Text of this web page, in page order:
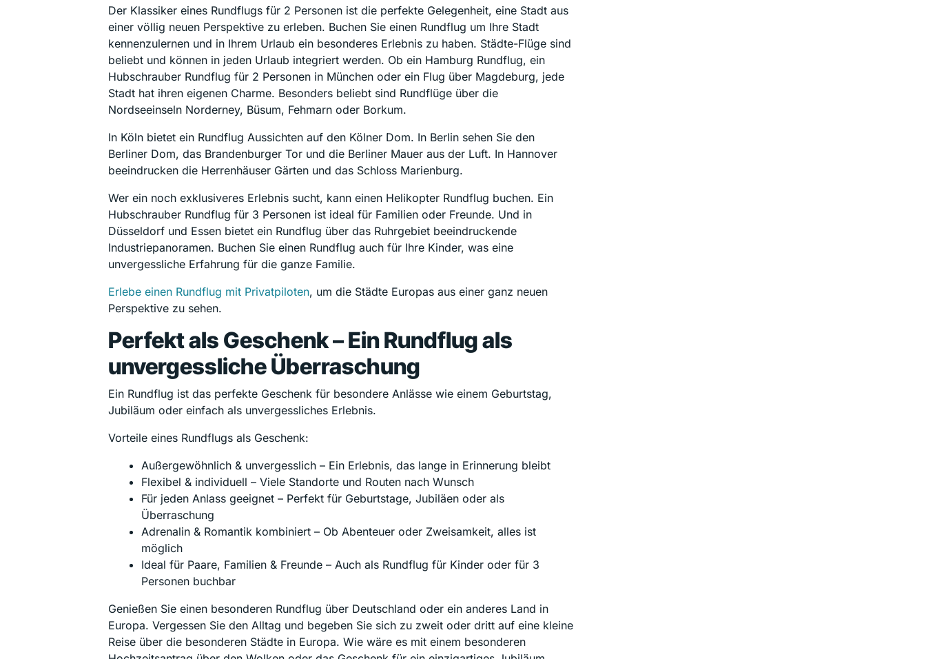
Der Klassiker eines Rundflugs für 2 Personen ist die perfekte Gelegenheit, eine Stadt aus
einer völlig neuen Perspektive zu erleben. Buchen Sie einen Rundflug um Ihre Stadt
kennenzulernen und in Ihrem Urlaub ein besonderes Erlebnis zu haben. Städte-Flüge sind
beliebt und können in jeden Urlaub integriert werden. Ob ein Hamburg Rundflug, ein
Hubschrauber Rundflug für 2 Personen in München oder ein Flug über Magdeburg, jede
Stadt hat ihren eigenen Charme. Besonders beliebt sind Rundflüge über die
Nordseeinseln Norderney, Büsum, Fehmarn oder Borkum.
In Köln bietet ein Rundflug Aussichten auf den Kölner Dom. In Berlin sehen Sie den
Berliner Dom, das Brandenburger Tor und die Berliner Mauer aus der Luft. In Hannover
beeindrucken die Herrenhäuser Gärten und das Schloss Marienburg.
Wer ein noch exklusiveres Erlebnis sucht, kann einen Helikopter Rundflug buchen. Ein
Hubschrauber Rundflug für 3 Personen ist ideal für Familien oder Freunde. Und in
Düsseldorf und Essen bietet ein Rundflug über das Ruhrgebiet beeindruckende
Industriepanoramen. Buchen Sie einen Rundflug auch für Ihre Kinder, was eine
unvergessliche Erfahrung für die ganze Familie.
Erlebe einen Rundflug mit Privatpiloten, um die Städte Europas aus einer ganz neuen
Perspektive zu sehen.
Perfekt als Geschenk – Ein Rundflug als
unvergessliche Überraschung
Ein Rundflug ist das perfekte Geschenk für besondere Anlässe wie einem Geburtstag,
Jubiläum oder einfach als unvergessliches Erlebnis.
Vorteile eines Rundflugs als Geschenk:
Außergewöhnlich & unvergesslich – Ein Erlebnis, das lange in Erinnerung bleibt
Flexibel & individuell – Viele Standorte und Routen nach Wunsch
Für jeden Anlass geeignet – Perfekt für Geburtstage, Jubiläen oder als
Überraschung
Adrenalin & Romantik kombiniert – Ob Abenteuer oder Zweisamkeit, alles ist
möglich
Ideal für Paare, Familien & Freunde – Auch als Rundflug für Kinder oder für 3
Personen buchbar
Genießen Sie einen besonderen Rundflug über Deutschland oder ein anderes Land in
Europa. Vergessen Sie den Alltag und begeben Sie sich zu zweit oder dritt auf eine kleine
Reise über die besonderen Städte in Europa. Wie wäre es mit einem besonderen